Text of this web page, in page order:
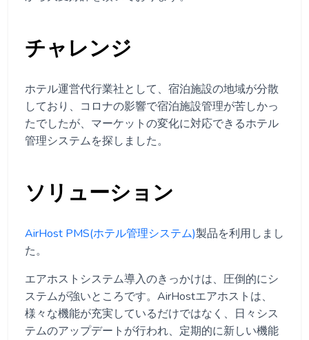
チャレンジ
ホテル運営代行業社として、宿泊施設の地域が分散
しており、コロナの影響で宿泊施設管理が苦しかっ
たでしたが、マーケットの変化に対応できるホテル
管理システムを探しました。
ソリューション
AirHost PMS(ホテル管理システム)製品を利用しまし
た。
エアホストシステム導入のきっかけは、圧倒的にシ
ステムが強いところです。AirHostエアホストは、
様々な機能が充実しているだけではなく、日々シス
テムのアップデートが行われ、定期的に新しい機能